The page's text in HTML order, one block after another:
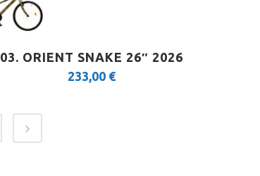
03. ORIENT SNAKE 26″ 2026
233,00 €